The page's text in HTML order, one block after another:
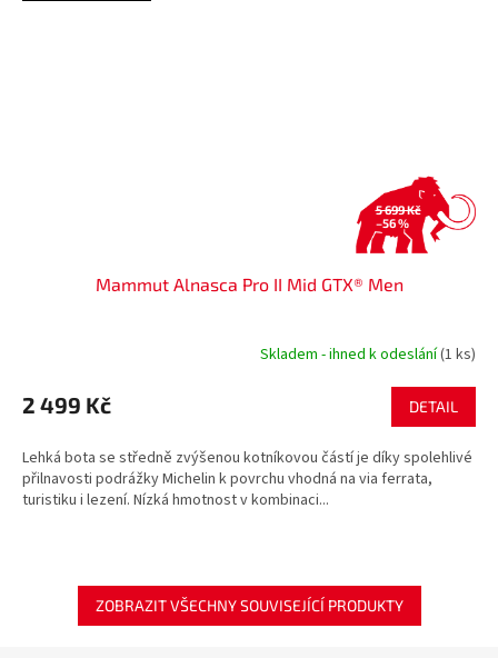
5 699 Kč
–56 %
Mammut Alnasca Pro II Mid GTX® Men
Skladem - ihned k odeslání(1 ks)
2 499 Kč DETAIL
Lehká bota se středně zvýšenou kotníkovou částí je díky spolehlivé
přilnavosti podrážky Michelin k povrchu vhodná na via ferrata,
turistiku i lezení. Nízká hmotnost v kombinaci...
ZOBRAZIT VŠECHNY SOUVISEJÍCÍ PRODUKTY